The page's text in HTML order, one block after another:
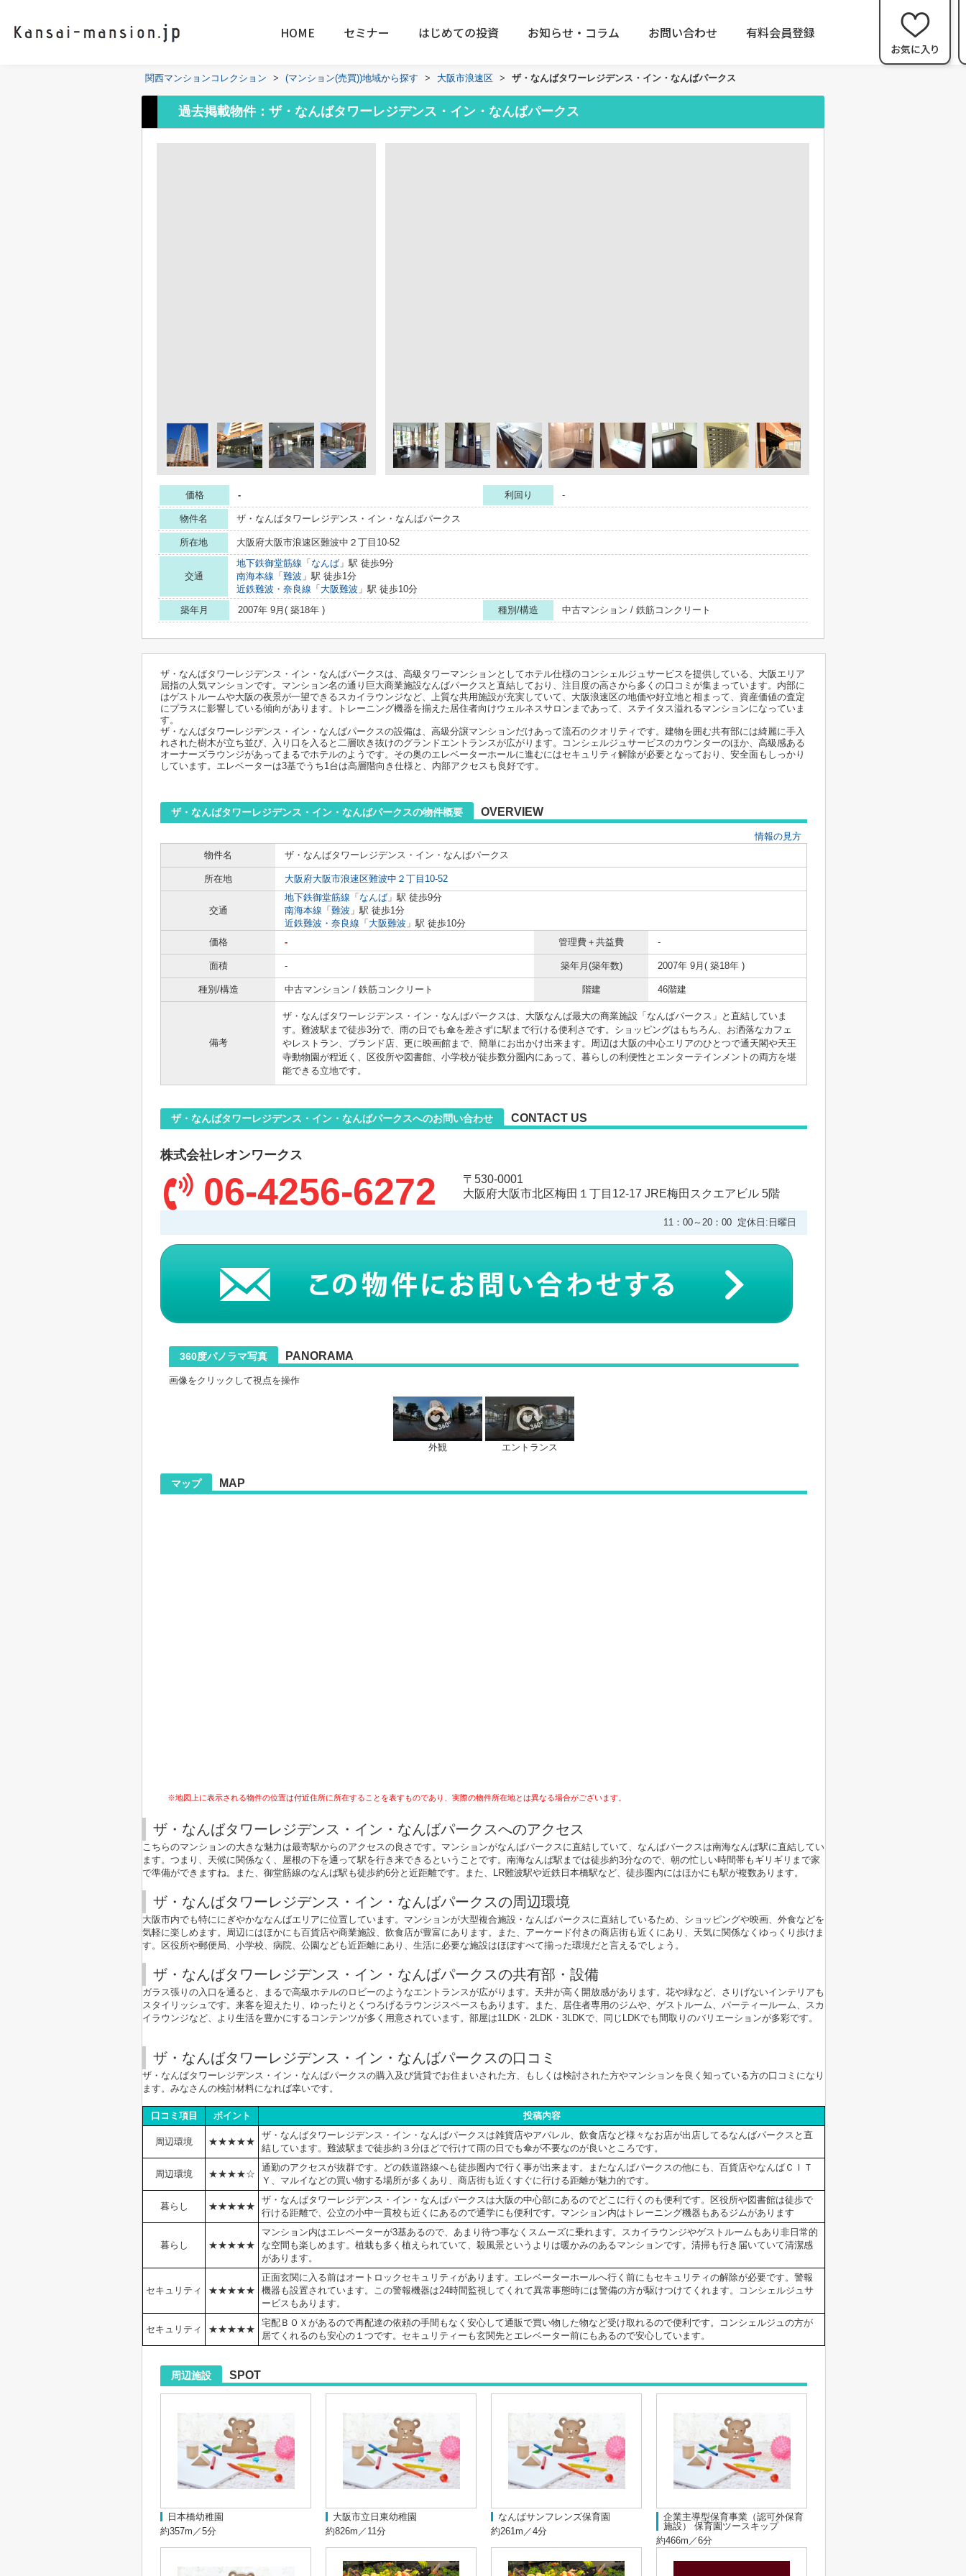
HOME セミナー はじめての投資 お知らせ・コラム お問い合わせ 有料会員登録
関西マンションコレクション > (マンション(売買))地域から探す > 大阪市浪速区 > ザ・なんばタワーレジデンス・イン・なんばパークス
過去掲載物件：ザ・なんばタワーレジデンス・イン・なんばパークス
価格 - 利回り -
物件名 ザ・なんばタワーレジデンス・イン・なんばパークス
所在地 大阪府大阪市浪速区難波中２丁目10-52
交通
地下鉄御堂筋線 「 なんば 」駅 徒歩9分
南海本線 「 難波 」駅 徒歩1分
近鉄難波・奈良線 「 大阪難波 」駅 徒歩10分
築年月
2007年 9月( 築18年 ) 種別/構造 中古マンション / 鉄筋コンクリート
ザ・なんばタワーレジデンス・イン・なんばパークスは、高級タワーマンションとしてホテル仕様のコンシェルジュサービスを提供している、大阪エリア
屈指の人気マンションです。マンション名の通り巨大商業施設なんばパークスと直結しており、注目度の高さから多くの口コミが集まっています。内部に
はゲストルームや大阪の夜景が一望できるスカイラウンジなど、上質な共用施設が充実していて、大阪浪速区の地価や好立地と相まって、資産価値の査定
にプラスに影響している傾向があります。トレーニング機器を揃えた居住者向けウェルネスサロンまであって、ステイタス溢れるマンションになっていま
す。
ザ・なんばタワーレジデンス・イン・なんばパークスの設備は、高級分譲マンションだけあって流石のクオリティです。建物を囲む共有部には綺麗に手入
れされた樹木が立ち並び、入り口を入ると二層吹き抜けのグランドエントランスが広がります。コンシェルジュサービスのカウンターのほか、高級感ある
オーナーズラウンジがあってまるでホテルのようです。その奥のエレベーターホールに進むにはセキュリティ解除が必要となっており、安全面もしっかり
しています。エレベーターは3基でうち1台は高層階向き仕様と、内部アクセスも良好です。
ザ・なんばタワーレジデンス・イン・なんばパークスの物件概要 OVERVIEW
情報の見方
物件名
ザ・なんばタワーレジデンス・イン・なんばパークス
所在地 大阪府大阪市浪速区難波中２丁目10-52
交通
地下鉄御堂筋線 「 なんば 」駅 徒歩9分
南海本線 「 難波 」駅 徒歩1分
近鉄難波・奈良線 「 大阪難波 」駅 徒歩10分
価格
- 管理費＋共益費 -
面積 - 築年月(築年数) 2007年 9月( 築18年 )
種別/構造 中古マンション / 鉄筋コンクリート 階建 46階建
備考
ザ・なんばタワーレジデンス・イン・なんばパークスは、大阪なんば最大の商業施設「なんばパークス」と直結していま
す。難波駅まで徒歩3分で、雨の日でも傘を差さずに駅まで行ける便利さです。ショッピングはもちろん、お洒落なカフェ
やレストラン、ブランド店、更に映画館まで、簡単にお出かけ出来ます。周辺は大阪の中心エリアのひとつで通天閣や天王
寺動物園が程近く、区役所や図書館、小学校が徒歩数分圏内にあって、暮らしの利便性とエンターテインメントの両方を堪
能できる立地です。
ザ・なんばタワーレジデンス・イン・なんばパークスへのお問い合わせ CONTACT US
株式会社レオンワークス
06-4256-6272
〒530-0001
大阪府大阪市北区梅田１丁目12-17 JRE梅田スクエアビル 5階
11：00～20：00 定休日:日曜日
360度パノラマ写真 PANORAMA
画像をクリックして視点を操作
外観 エントランス
マップ MAP
※地図上に表示される物件の位置は付近住所に所在することを表すものであり、実際の物件所在地とは異なる場合がございます。
ザ・なんばタワーレジデンス・イン・なんばパークスへのアクセス
こちらのマンションの大きな魅力は最寄駅からのアクセスの良さです。マンションがなんばパークスに直結していて、なんばパークスは南海なんば駅に直結してい
ます。つまり、天候に関係なく、屋根の下を通って駅を行き来できるということです。南海なんば駅までは徒歩約3分なので、朝の忙しい時間帯もギリギリまで家
で準備ができますね。また、御堂筋線のなんば駅も徒歩約6分と近距離です。また、LR難波駅や近鉄日本橋駅など、徒歩圏内にはほかにも駅が複数あります。
ザ・なんばタワーレジデンス・イン・なんばパークスの周辺環境
大阪市内でも特ににぎやかななんばエリアに位置しています。マンションが大型複合施設・なんばパークスに直結しているため、ショッピングや映画、外食などを
気軽に楽しめます。周辺にはほかにも百貨店や商業施設、飲食店が豊富にあります。また、アーケード付きの商店街も近くにあり、天気に関係なくゆっくり歩けま
す。区役所や郵便局、小学校、病院、公園なども近距離にあり、生活に必要な施設はほぼすべて揃った環境だと言えるでしょう。
ザ・なんばタワーレジデンス・イン・なんばパークスの共有部・設備
ガラス張りの入口を通ると、まるで高級ホテルのロビーのようなエントランスが広がります。天井が高く開放感があります。花や緑など、さりげないインテリアも
スタイリッシュです。来客を迎えたり、ゆったりとくつろげるラウンジスペースもあります。また、居住者専用のジムや、ゲストルーム、パーティールーム、スカ
イラウンジなど、より生活を豊かにするコンテンツが多く用意されています。部屋は1LDK・2LDK・3LDKで、同じLDKでも間取りのバリエーションが多彩です。
ザ・なんばタワーレジデンス・イン・なんばパークスの口コミ
ザ・なんばタワーレジデンス・イン・なんばパークスの購入及び賃貸でお住まいされた方、もしくは検討された方やマンションを良く知っている方の口コミになり
ます。みなさんの検討材料になれば幸いです。
口コミ項目 ポイント 投稿内容
周辺環境 ★★★★★
ザ・なんばタワーレジデンス・イン・なんばパークスは雑貨店やアパレル、飲食店など様々なお店が出店してるなんばパークスと直
結しています。難波駅まで徒歩約３分ほどで行けて雨の日でも傘が不要なのが良いところです。
周辺環境 ★★★★☆
通勤のアクセスが抜群です。どの鉄道路線へも徒歩圏内で行く事が出来ます。またなんばパークスの他にも、百貨店やなんばＣＩＴ
Ｙ、マルイなどの買い物する場所が多くあり、商店街も近くすぐに行ける距離が魅力的です。
暮らし ★★★★★
ザ・なんばタワーレジデンス・イン・なんばパークスは大阪の中心部にあるのでどこに行くのも便利です。区役所や図書館は徒歩で
行ける距離で、公立の小中一貫校も近くにあるので通学にも便利です。マンション内はトレーニング機器もあるジムがあります
暮らし ★★★★★
マンション内はエレベーターが3基あるので、あまり待つ事なくスムーズに乗れます。スカイラウンジやゲストルームもあり非日常的
な空間も楽しめます。植栽も多く植えられていて、殺風景というよりは暖かみのあるマンションです。清掃も行き届いていて清潔感
があります。
セキュリティ ★★★★★
正面玄関に入る前はオートロックセキュリティがあります。エレベーターホールへ行く前にもセキュリティの解除が必要です。警報
機器も設置されています。この警報機器は24時間監視してくれて異常事態時には警備の方が駆けつけてくれます。コンシェルジュサ
ービスもあります。
セキュリティ ★★★★★
宅配ＢＯＸがあるので再配達の依頼の手間もなく安心して通販で買い物した物など受け取れるので便利です。コンシェルジュの方が
居てくれるのも安心の１つです。セキュリティーも玄関先とエレベーター前にもあるので安心しています。
周辺施設 SPOT
日本橋幼稚園
約357m／5分
大阪市立日東幼稚園
約826m／11分
なんばサンフレンズ保育園
約261m／4分
企業主導型保育事業（認可外保育
施設） 保育園ツースキップ
約466m／6分